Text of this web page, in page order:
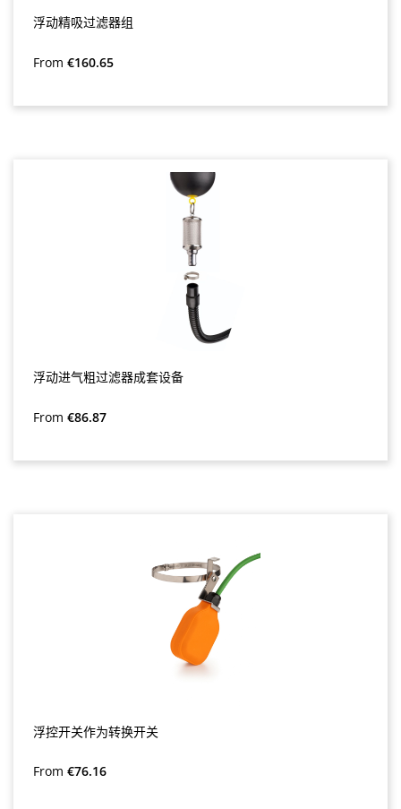
浮动精吸过滤器组
Regular price:
From €160.65
浮动进气粗过滤器成套设备
Regular price:
From €86.87
浮控开关作为转换开关
Regular price:
From €76.16